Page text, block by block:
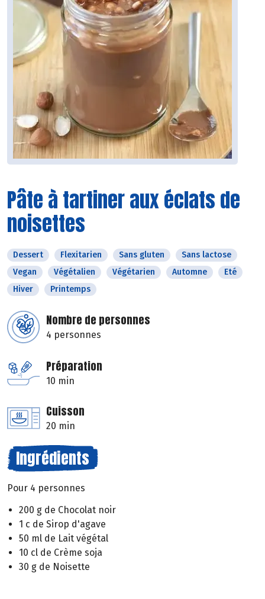
Pâte à tartiner aux éclats de
noisettes
Dessert Flexitarien Sans gluten
Sans lactose
Vegan
Végétalien Végétarien Automne
Eté
Hiver
Printemps
Nombre de personnes
4 personnes
Préparation
10 min
Cuisson
20 min
Ingrédients
Pour 4 personnes
200 g de Chocolat noir
1 c de Sirop d'agave
50 ml de Lait végétal
10 cl de Crème soja
30 g de Noisette